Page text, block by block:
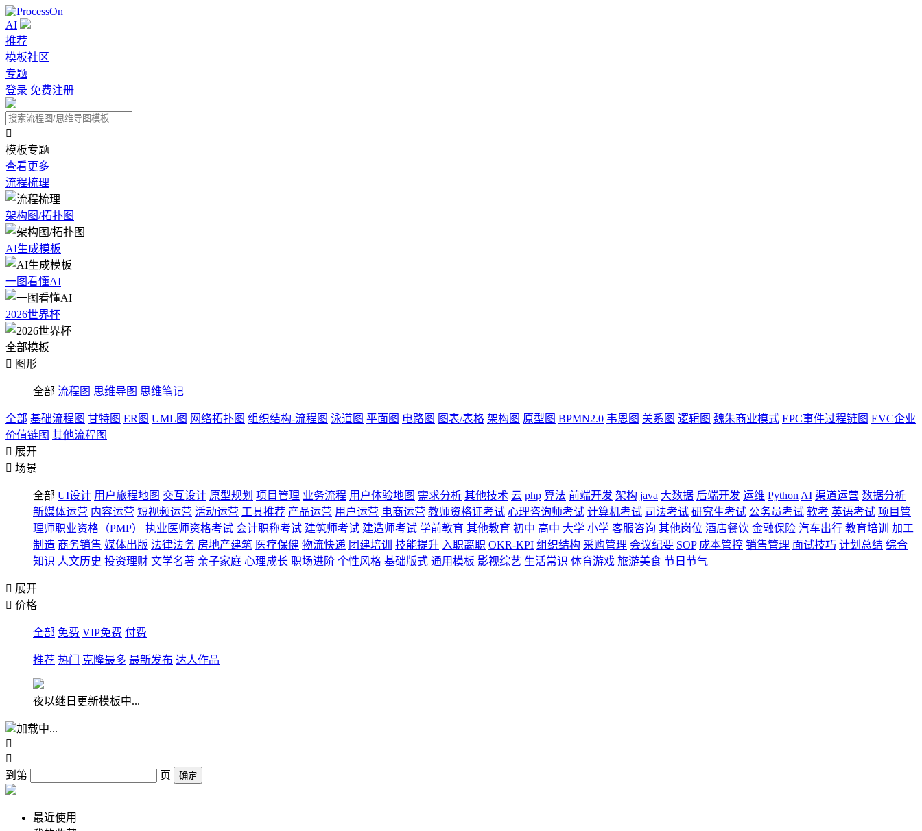
AI
推荐
模板社区
专题
登录 免费注册

模板专题
查看更多
流程梳理
架构图/拓扑图
AI生成模板
一图看懂AI
2026世界杯
全部模板
 图形
全部 流程图 思维导图 思维笔记
全部 基础流程图 甘特图 ER图 UML图 网络拓扑图 组织结构-流程图 泳道图 平面图 电路图 图表/表格 架构图 原型图 BPMN2.0 韦恩图 关系图 逻辑图 魏朱商业模式 EPC事件过程链图 EVC企业
价值链图 其他流程图
 展开
 场景
全部 UI设计 用户旅程地图 交互设计 原型规划 项目管理 业务流程 用户体验地图 需求分析 其他技术 云 php 算法 前端开发 架构 java 大数据 后端开发 运维 Python AI 渠道运营 数据分析
新媒体运营 内容运营 短视频运营 活动运营 工具推荐 产品运营 用户运营 电商运营 教师资格证考试 心理咨询师考试 计算机考试 司法考试 研究生考试 公务员考试 软考 英语考试 项目管
理师职业资格（PMP）
执业医师资格考试 会计职称考试 建筑师考试 建造师考试 学前教育 其他教育 初中 高中 大学 小学 客服咨询 其他岗位 酒店餐饮 金融保险 汽车出行 教育培训
加工
制造 商务销售 媒体出版 法律法务 房地产建筑 医疗保健 物流快递 团建培训 技能提升 入职离职 OKR-KPI 组织结构 采购管理 会议纪要 SOP 成本管控 销售管理 面试技巧 计划总结 综合
知识 人文历史 投资理财 文学名著 亲子家庭 心理成长 职场进阶 个性风格 基础版式 通用模板 影视综艺 生活常识 体育游戏 旅游美食 节日节气
 展开
 价格
全部 免费 VIP免费 付费
推荐 热门 克隆最多 最新发布 达人作品
夜以继日更新模板中...
加载中...


到第
页 确定
最近使用